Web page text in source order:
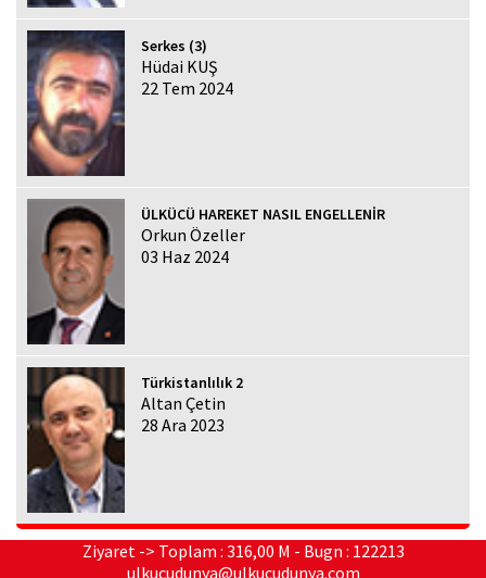
Serkes (3)
Hüdai KUŞ
22 Tem 2024
ÜLKÜCÜ HAREKET NASIL ENGELLENİR
Orkun Özeller
03 Haz 2024
Türkistanlılık 2
Altan Çetin
28 Ara 2023
Ziyaret -> Toplam : 316,00 M - Bugn : 122213
ulkucudunya@ulkucudunya.com